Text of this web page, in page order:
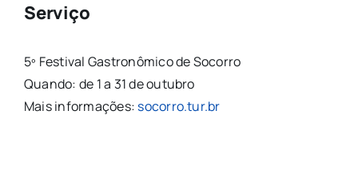
Serviço
5º Festival Gastronômico de Socorro
Quando: de 1 a 31 de outubro
Mais informações: socorro.tur.br